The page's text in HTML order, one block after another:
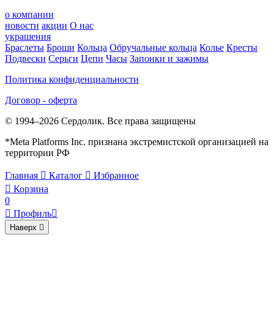
о компании
новости акции О нас
украшения
Браслеты Броши Кольца Обручальные кольца Колье Кресты
Подвески Серьги Цепи Часы Запонки и зажимы
Политика конфиденциальности
Договор - оферта
© 1994–2026 Сердолик. Все права защищены
*Meta Platforms Inc. признана экстремистской организацией на
территории РФ
Главная  Каталог  Избранное
 Корзина
0
 Профиль
Наверх 